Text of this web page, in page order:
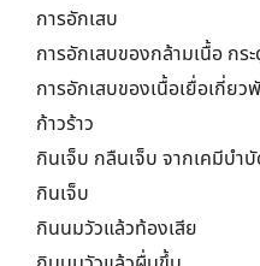
การอักเสบ
การอักเสบของกล้ามเนื้อ กร
การอักเสบของเนื้อเยื่อเกี่ยว
ก้าวร้าว
กินเจ็บ กลืนเจ็บ จากเคมีบำ
กินเจ็บ
กินนมวัวแล้วท้องเสีย